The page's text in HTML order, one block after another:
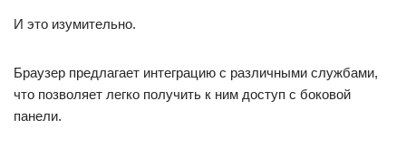
И это изумительно.
Браузер предлагает интеграцию с различными службами,
что позволяет легко получить к ним доступ с боковой
панели.